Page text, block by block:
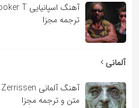
ترجمه مجزا
آلمانی
متن و ترجمه مجزا